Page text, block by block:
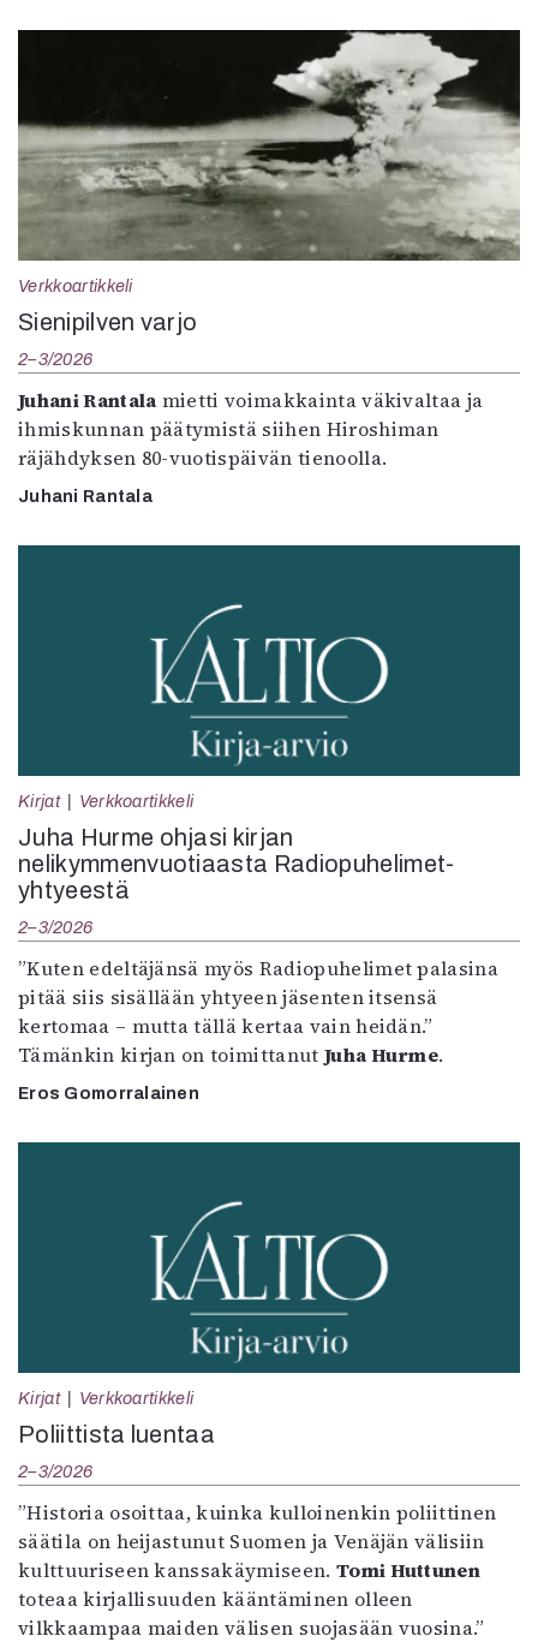
Verkkoartikkeli
Sienipilven varjo
2–3/2026
Juhani Rantala mietti voimakkainta väkivaltaa ja
ihmiskunnan päätymistä siihen Hiroshiman
räjähdyksen 80-vuotispäivän tienoolla.
Juhani Rantala
Kirjat Verkkoartikkeli
Juha Hurme ohjasi kirjan
nelikymmenvuotiaasta Radiopuhelimet-
yhtyeestä
2–3/2026
”Kuten edeltäjänsä myös Radiopuhelimet palasina
pitää siis sisällään yhtyeen jäsenten itsensä
kertomaa – mutta tällä kertaa vain heidän.”
Tämänkin kirjan on toimittanut Juha Hurme.
Eros Gomorralainen
Kirjat Verkkoartikkeli
Poliittista luentaa
2–3/2026
”Historia osoittaa, kuinka kulloinenkin poliittinen
säätila on heijastunut Suomen ja Venäjän välisiin
kulttuuriseen kanssakäymiseen. Tomi Huttunen
toteaa kirjallisuuden kääntäminen olleen
vilkkaampaa maiden välisen suojasään vuosina.”